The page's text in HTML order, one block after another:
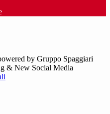
by Gruppo Spaggiari
& New Social Media